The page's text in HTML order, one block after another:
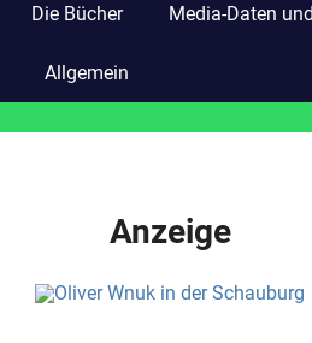
Die Bücher Media-Daten
Allgemein
Anzeige